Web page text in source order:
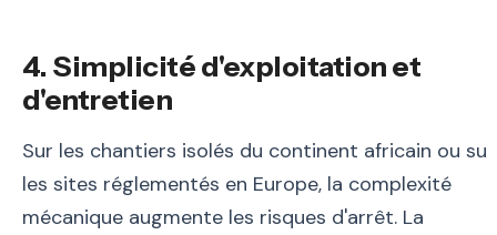
4. Simplicité d'exploitation et
d'entretien
Sur les chantiers isolés du continent africain ou sur
les sites réglementés en Europe, la complexité
mécanique augmente les risques d'arrêt. La